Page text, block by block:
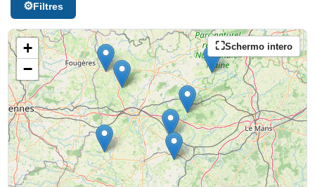
Filtres
Schermo intero
+
−